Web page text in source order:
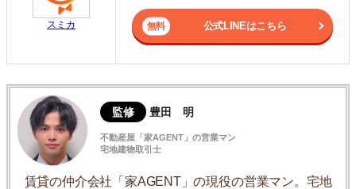
スミカ 公式LINEはこちら
監修 豊田 明
不動産屋「家AGENT」の営業マン
宅地建物取引士
賃貸の仲介会社「家AGENT」の現役の営業マン。宅地